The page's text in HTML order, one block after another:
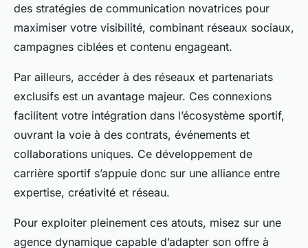
des stratégies de communication novatrices pour
maximiser votre visibilité, combinant réseaux sociaux,
campagnes ciblées et contenu engageant.
Par ailleurs, accéder à des réseaux et partenariats
exclusifs est un avantage majeur. Ces connexions
facilitent votre intégration dans l’écosystème sportif,
ouvrant la voie à des contrats, événements et
collaborations uniques. Ce développement de
carrière sportif s’appuie donc sur une alliance entre
expertise, créativité et réseau.
Pour exploiter pleinement ces atouts, misez sur une
agence dynamique capable d’adapter son offre à